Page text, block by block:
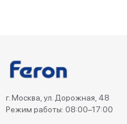
г. Москва, ул. Дорожная, 48
Режим работы: 08:00–17:00